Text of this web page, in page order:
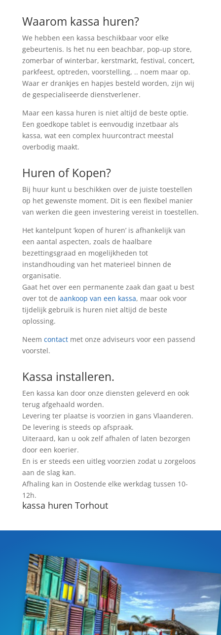
Waarom kassa huren?
We hebben een kassa beschikbaar voor elke
gebeurtenis. Is het nu een beachbar, pop-up store,
zomerbar of winterbar, kerstmarkt, festival, concert,
parkfeest, optreden, voorstelling, .. noem maar op.
Waar er drankjes en hapjes besteld worden, zijn wij
de gespecialiseerde dienstverlener.
Maar een kassa huren is niet altijd de beste optie.
Een goedkope tablet is eenvoudig inzetbaar als
kassa, wat een complex huurcontract meestal
overbodig maakt.
Huren of Kopen?
Bij huur kunt u beschikken over de juiste toestellen
op het gewenste moment. Dit is een flexibel manier
van werken die geen investering vereist in toestellen.
Het kantelpunt ‘kopen of huren’ is afhankelijk van
een aantal aspecten, zoals de haalbare
bezettingsgraad en mogelijkheden tot
instandhouding van het materieel binnen de
organisatie.
Gaat het over een permanente zaak dan gaat u best
over tot de aankoop van een kassa, maar ook voor
tijdelijk gebruik is huren niet altijd de beste
oplossing.
Neem contactmet onze adviseurs voor een passend
voorstel.
Kassa installeren.
Een kassa kan door onze diensten geleverd en ook
terug afgehaald worden.
Levering ter plaatse is voorzien in gans Vlaanderen.
De levering is steeds op afspraak.
Uiteraard, kan u ook zelf afhalen of laten bezorgen
door een koerier.
En is er steeds een uitleg voorzien zodat u zorgeloos
aan de slag kan.
Afhaling kan in Oostende elke werkdag tussen 10-
12h.
kassa huren Torhout